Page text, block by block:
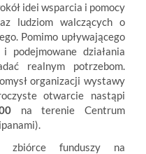
idei wsparcia i pomocy
ludziom walczących o
Pomimo upływającego
działania
realnym potrzebom.
organizacji wystawy
otwarcie nastąpi
na terenie Centrum
zbiórce funduszy na